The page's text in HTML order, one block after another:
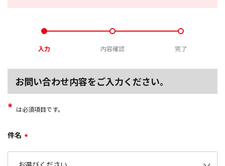
入力 内容確認 完了
お問い合わせ内容をご入力ください。
* は必須項目です。
件名 *